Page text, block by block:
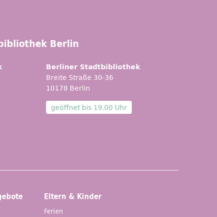
Berlin
Berliner Stadtbibliothek
Breite Straße 30-36
10178 Berlin
geöffnet bis 19.00 Uhr
Eltern & Kinder
Ferien